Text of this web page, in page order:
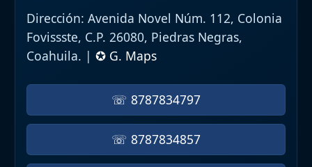
Dirección: Avenida Novel Núm. 112, Colonia
Fovissste, C.P. 26080, Piedras Negras,
Coahuila. | ✪ G. Maps
☏ 8787834797
☏ 8787834857